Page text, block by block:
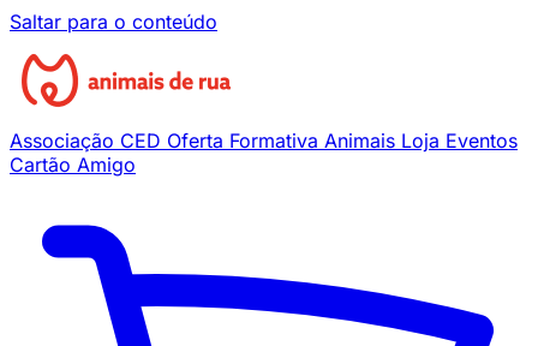
Saltar para o conteúdo
Associação CED Oferta Formativa Animais Loja Eventos
Cartão Amigo